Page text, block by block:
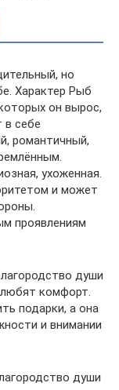
но
Характер Рыб
он вырос,
в себе
романтичный,
ухоженная.
и может
проявлениям
души
комфорт.
подарки, а она
и внимании
души